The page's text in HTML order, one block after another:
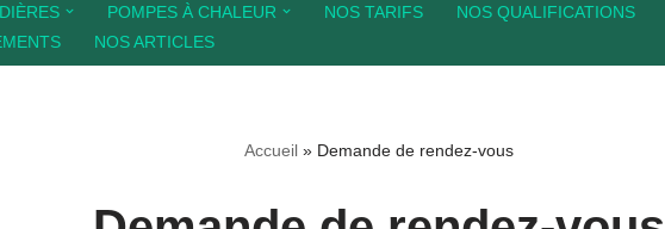
POMPES À CHALEUR NOS TARIFS NOS QUALIFICATIONS
NOS ARTICLES
Accueil» Demande de rendez-vous